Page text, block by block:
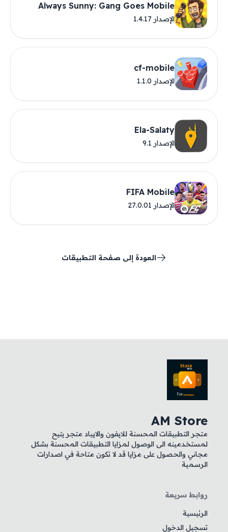
Always Sunny: Gang Goes Mobile
الإصدار 1.4.17
cf-mobile
الإصدار 1.1.0
Ela-Salaty
الإصدار 9.1
FIFA Mobile
الإصدار 27.0.01
العودة إلى صفحة التطبيقات
AM Store
متجر التطبيقات المحسنة للايفون والايباد متجر يتيح
لمستخدمينه الى الوصول لمزايا التطبيقات المحسنة بشكل
مجاني والحصول على مزايا قد لا تكون متاحة في اصدارات
الرسمية
روابط سريعة
الرئيسية
تسجيل الدخول